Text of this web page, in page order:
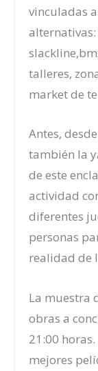
vinculadas
talleres,
market de
Antes,
también la
de este
actividad
diferentes
personas
realidad de
La muestra
obras a
21:00
mejores